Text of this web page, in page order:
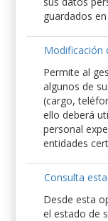
guardados
Modificación
Permite al
algunos de
(cargo,
ello deberá
personal
entidades
Consulta
Desde esta
el estado de